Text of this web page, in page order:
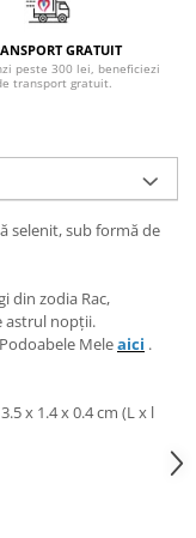
GRATUIT
peste 300 lei, beneficiezi
transport gratuit.
selenit, sub formă de
din zodia Rac,
astrul nopții.
Meleaici .
3.5 x 1.4 x 0.4 cm (L x l